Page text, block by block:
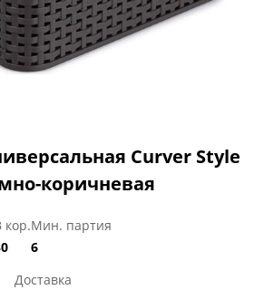
Curver Style
коричневая
кор.Мин. партия
6
Доставка